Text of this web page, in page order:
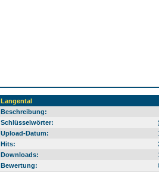
Langental
Beschreibung:
Schlüsselwörter:
Upload-Datum:
Hits:
Downloads:
Bewertung: